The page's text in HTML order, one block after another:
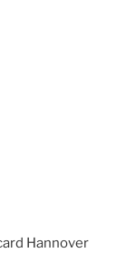
Hannover